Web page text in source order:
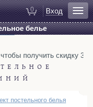
0 Вход
для ванной
для душа
белье
получить скидку
постельного белья